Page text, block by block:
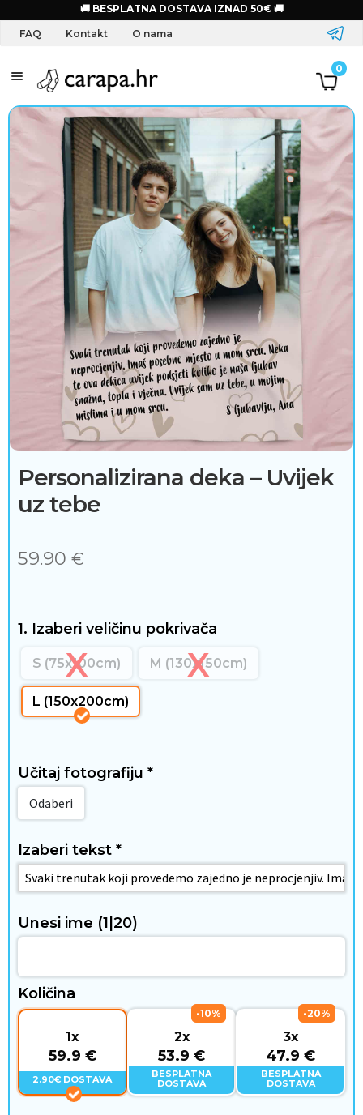
🚚 BESPLATNA DOSTAVA IZNAD 50€ 🚚
FAQ Kontakt O nama
0
S
a
l
o
g
o
m
O
d
e
ć
a
i
o
a
c
i
D
o
m
i
t
i
l
ž
i
v
Personalizirana deka – Uvijek
uz tebe
59.90 €
1. Izaberi veličinu pokrivača
S (75x100cm) M (130x150cm)
L (150x200cm)
Učitaj fotografiju *
Odaberi
Izaberi tekst *
Unesi ime (1|20)
Količina
1x
59.9 €
2.90€ DOSTAVA
2x
53.9 €
-10%
BESPLATNA
DOSTAVA
3x
47.9 €
-20%
BESPLATNA
DOSTAVA